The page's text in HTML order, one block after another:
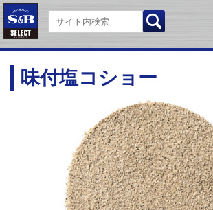
味付塩コショー